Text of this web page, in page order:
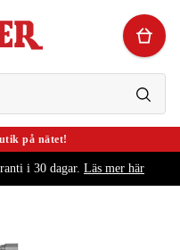
på nätet!
i 30 dagar. Läs mer här